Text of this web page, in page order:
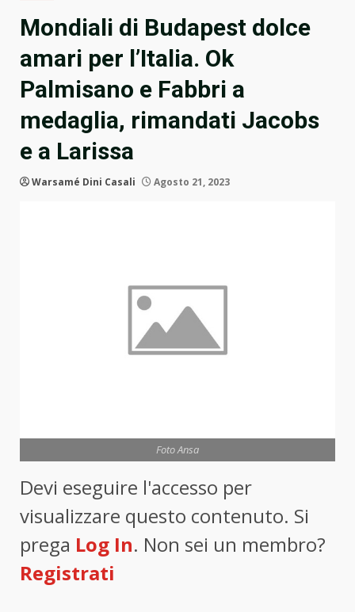
Mondiali di Budapest dolce
amari per l’Italia. Ok
Palmisano e Fabbri a
medaglia, rimandati Jacobs
e a Larissa
Warsamé Dini Casali Agosto 21, 2023
Foto Ansa
Devi eseguire l'accesso per
visualizzare questo contenuto. Si
prega Log In. Non sei un membro?
Registrati